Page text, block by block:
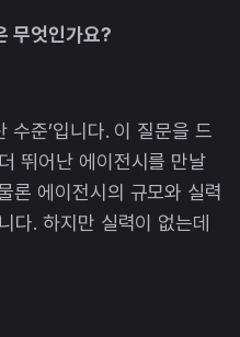
무엇인가요?
수준’입니다. 이 질문을 드
뛰어난 에이전시를 만날
론 에이전시의 규모와 실력
다. 하지만 실력이 없는데